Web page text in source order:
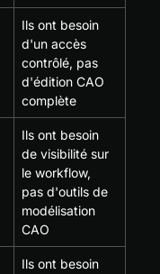
Ils ont besoin
d'un accès
contrôlé, pas
d'édition CAO
complète
Ils ont besoin
de visibilité sur
le workflow,
pas d'outils de
modélisation
CAO
Ils ont besoin